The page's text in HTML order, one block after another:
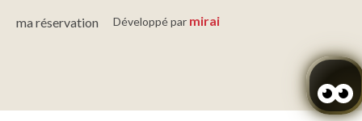
ma réservation Développé par mirai